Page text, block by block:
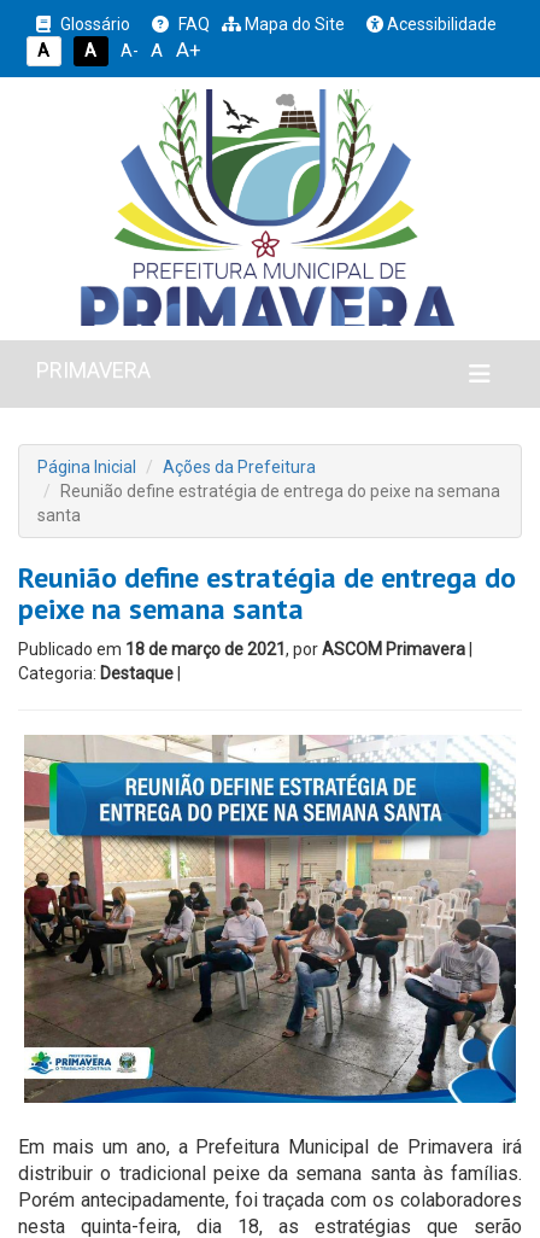
Glossário FAQ Mapa do Site
Acessibilidade
A
A A- A A+
PRIMAVERA
Página Inicial
Ações da Prefeitura
Reunião define estratégia de entrega do peixe na semana
santa
Reunião define estratégia de entrega do
peixe na semana santa
Publicado em 18 de março de 2021 , porASCOM Primavera
Categoria: Destaque
Em mais um ano, a Prefeitura Municipal de Primavera irá
distribuir o tradicional peixe da semana santa às famílias.
Porém antecipadamente, foi traçada com os colaboradores
nesta quinta-feira, dia 18, as estratégias que serão